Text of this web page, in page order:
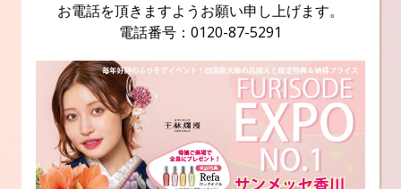
お電話を頂きますようお願い申し上げます。
電話番号：0120-87-5291